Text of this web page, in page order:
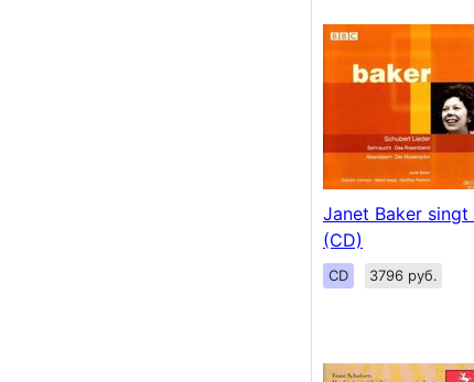
Janet Baker singt
(CD)
CD 3796 руб.